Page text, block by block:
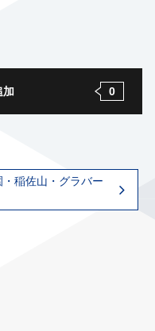
加 0
稲佐山・グラバー